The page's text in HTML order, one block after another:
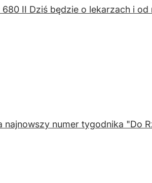
II Dziś będzie o lekarzach i
numer tygodnika "Do